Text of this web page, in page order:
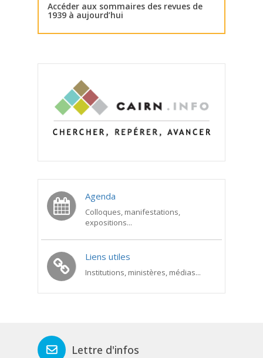
Accéder aux sommaires des revues de
1939 à aujourd’hui
Agenda
Colloques, manifestations,
expositions...
Liens utiles
Institutions, ministères, médias...
Lettre d'infos